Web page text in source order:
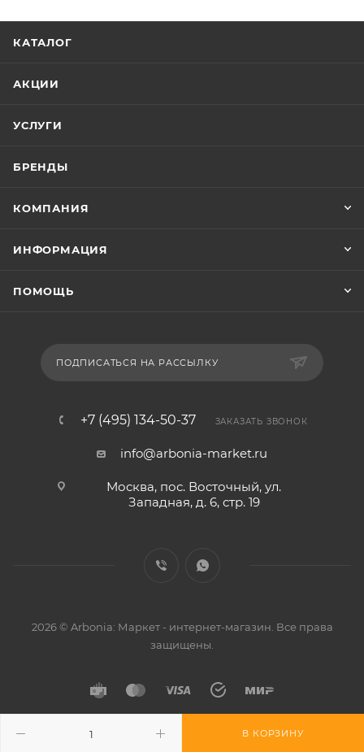
В КОРЗИНУ
КАТАЛОГ
АКЦИИ
УСЛУГИ
БРЕНДЫ
КОМПАНИЯ
ИНФОРМАЦИЯ
ПОМОЩЬ
ПОДПИСАТЬСЯ НА РАССЫЛКУ
+7 (495) 134-50-37 ЗАКАЗАТЬ ЗВОНОК
info@arbonia-market.ru
Москва, пос. Восточный, ул.
Западная, д. 6, стр. 19
2026 © Arbonia: Маркет - интернет-магазин. Все права
защищены.